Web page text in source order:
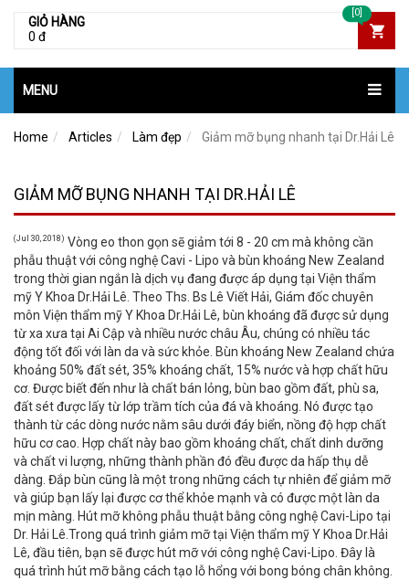
GIỎ HÀNG
0 đ
[0]
MENU
Home Articles Làm đẹp Giảm mỡ bụng nhanh tại Dr.Hải Lê
GIẢM MỠ BỤNG NHANH TẠI DR.HẢI LÊ
(Jul 30, 2018) Vòng eo thon gọn sẽ giảm tới 8 - 20 cm mà không cần
phẫu thuật với công nghệ Cavi - Lipo và bùn khoáng New Zealand
trong thời gian ngắn là dịch vụ đang được áp dụng tại Viện thẩm
mỹ Y Khoa Dr.Hải Lê. Theo Ths. Bs Lê Viết Hải, Giám đốc chuyên
môn Viện thẩm mỹ Y Khoa Dr.Hải Lê, bùn khoáng đã được sử dụng
từ xa xưa tại Ai Cập và nhiều nước châu Âu, chúng có nhiều tác
động tốt đối với làn da và sức khỏe. Bùn khoáng New Zealand chứa
khoảng 50% đất sét, 35% khoáng chất, 15% nước và hợp chất hữu
cơ. Được biết đến như là chất bán lỏng, bùn bao gồm đất, phù sa,
đất sét được lấy từ lớp trầm tích của đá và khoáng. Nó được tạo
thành từ các dòng nước nằm sâu dưới đáy biển, nồng độ hợp chất
hữu cơ cao. Hợp chất này bao gồm khoáng chất, chất dinh dưỡng
và chất vi lượng, những thành phần đó đều được da hấp thụ dễ
dàng. Đắp bùn cũng là một trong những cách tự nhiên để giảm mỡ
và giúp bạn lấy lại được cơ thể khỏe mạnh và có được một làn da
mịn màng. Hút mỡ không phẫu thuật bằng công nghệ Cavi-Lipo tại
Dr. Hải Lê.Trong quá trình giảm mỡ tại Viện thẩm mỹ Y Khoa Dr.Hải
Lê, đầu tiên, bạn sẽ được hút mỡ với công nghệ Cavi-Lipo. Đây là
quá trình hút mỡ bằng cách tạo lỗ hổng với bong bóng chân không.